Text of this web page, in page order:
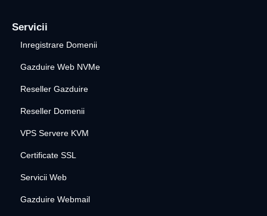
Servicii
Inregistrare Domenii
Gazduire Web NVMe
Reseller Gazduire
Reseller Domenii
VPS Servere KVM
Certificate SSL
Servicii Web
Gazduire Webmail